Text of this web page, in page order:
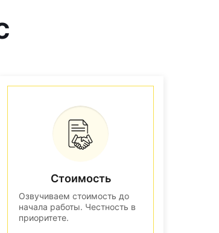
Стоимость
Озвучиваем стоимость до
начала работы. Честность в
приоритете.